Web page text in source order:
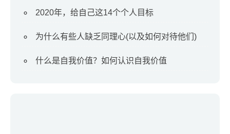
2020年，给自己这14个个人目标
为什么有些人缺乏同理心(以及如何对待他们)
什么是自我价值？如何认识自我价值